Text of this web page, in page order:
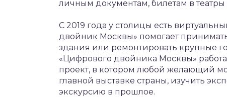
личным документам, билетам в
С 2019 года у столицы есть
двойник Москвы» помогает
здания или ремонтировать крупные
«Цифрового двойника Москвы»
проект, в котором любой желающий
главной выставке страны, изучить
экскурсию в прошлое.